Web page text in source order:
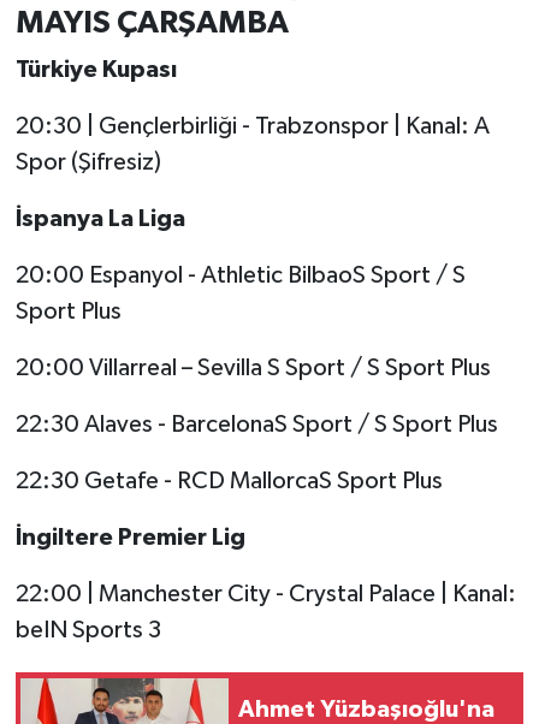
MAYIS ÇARŞAMBA
Türkiye Kupası
20:30 | Gençlerbirliği - Trabzonspor | Kanal: A
Spor (Şifresiz)
İspanya La Liga
20:00 Espanyol - Athletic BilbaoS Sport / S
Sport Plus
20:00 Villarreal – Sevilla S Sport / S Sport Plus
22:30 Alaves - BarcelonaS Sport / S Sport Plus
22:30 Getafe - RCD MallorcaS Sport Plus
İngiltere Premier Lig
22:00 | Manchester City - Crystal Palace | Kanal:
beIN Sports 3
Ahmet Yüzbaşıoğlu'na